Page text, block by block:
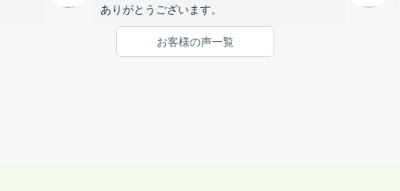
ありがとうございます。
お客様の声一覧